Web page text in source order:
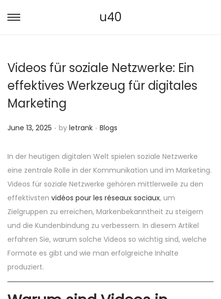
S
p
o
v
g
a
t
i
o
n
S
p
o
n
e
n
t
u40
Videos für soziale Netzwerke: Ein
effektives Werkzeug für digitales
Marketing
P
s
t
e
d
o
n
June 13, 2025 . by letrank . P
s
t
e
d
i
n
Blogs
In der heutigen digitalen Welt spielen soziale Netzwerke
eine zentrale Rolle in der Kommunikation und im Marketing.
Videos für soziale Netzwerke gehören mittlerweile zu den
effektivsten vidéos pour les réseaux sociaux, um
Zielgruppen zu erreichen, Markenbekanntheit zu steigern
und die Kundenbindung zu verbessern. In diesem Artikel
erfahren Sie, warum solche Videos so wichtig sind, welche
Formate es gibt und wie man erfolgreiche Inhalte
produziert.